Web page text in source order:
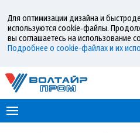
Для оптимизации дизайна и
используются cookie‑файлы.
вы соглашаетесь на использование
Подробнее о cookie‑файлах и их